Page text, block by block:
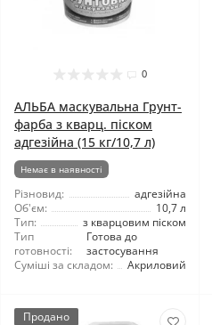
0
АЛЬБА маскувальна Грунт-
фарба з кварц. піском
адгезійна (15 кг/10,7 л)
Немає в наявності
Різновид:
адгезійна
Об'єм:
10,7 л
Тип:
з кварцовим піском
Тип
готовності:
Готова до
застосування
Суміші за складом:
Акриловий
Продано